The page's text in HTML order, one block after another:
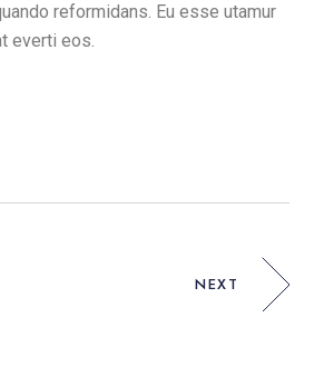
reformidans. Eu esse utamur
everti eos.
NEXT